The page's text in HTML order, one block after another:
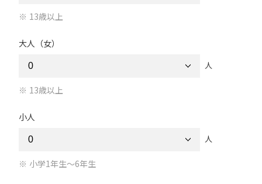
13歳以上
大人（女）
人
13歳以上
小人
人
小学1年生～6年生